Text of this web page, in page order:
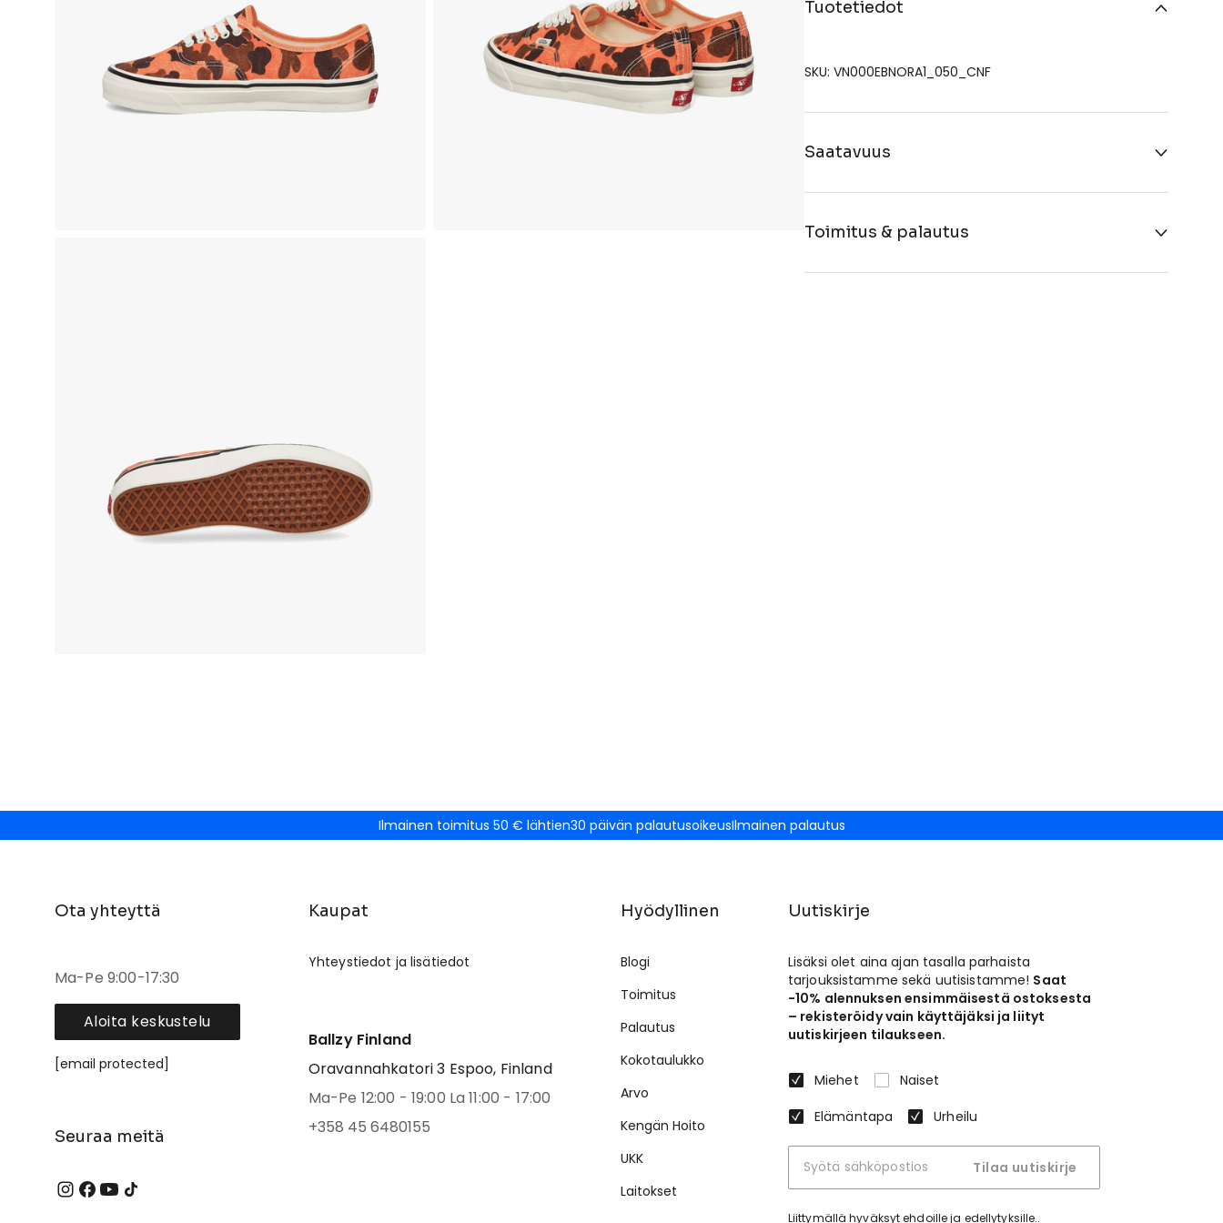
Tuotetiedot
SKU: VN000EBNORA1_050_CNF
Saatavuus
Toimitus & palautus
Ilmainen toimitus 50 € lähtien30 päivän palautusoikeusIlmainen palautus
Ota yhteyttä
Ma-Pe 9:00-17:30
Aloita keskustelu
[email protected]
Seuraa meitä
Kaupat
Yhteystiedot ja lisätiedot
Ballzy Finland
Oravannahkatori 3 Espoo, Finland
Ma-Pe 12:00 - 19:00 La 11:00 - 17:00
+358 45 6480155
Hyödyllinen
Blogi
Toimitus
Palautus
Kokotaulukko
Arvo
Kengän Hoito
UKK
Laitokset
Uutiskirje
Lisäksi olet aina ajan tasalla parhaista
tarjouksistamme sekä uutisistamme! Saat
-10% alennuksen ensimmäisestä ostoksesta
– rekisteröidy vain käyttäjäksi ja liityt
uutiskirjeen tilaukseen.
Miehet
Naiset
Elämäntapa
Urheilu
Tilaa uutiskirje
Liittymällä hyväksytehdoille ja edellytyksille..